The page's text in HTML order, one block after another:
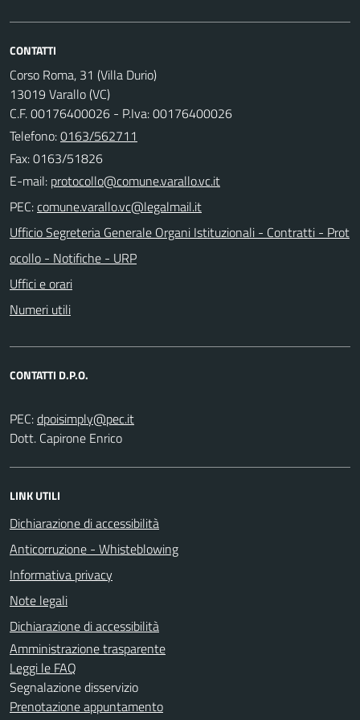
CONTATTI
Corso Roma, 31 (Villa Durio)
13019 Varallo (VC)
C.F. 00176400026 - P.Iva: 00176400026
Telefono:0163/562711
Fax: 0163/51826
E-mail:
PEC:
Ufficio Segreteria Generale Organi Istituzionali - Contratti - Prot
ocollo - Notifiche - URP
Uffici e orari
Numeri utili
CONTATTI D.P.O.
PEC:
Dott. Capirone Enrico
LINK UTILI
Dichiarazione di accessibilità
Anticorruzione - Whisteblowing
Informativa privacy
Note legali
Dichiarazione di accessibilità
Amministrazione trasparente
Leggi le FAQ
Segnalazione disservizio
Prenotazione appuntamento